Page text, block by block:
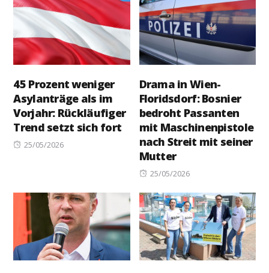
45 Prozent weniger
Asylanträge als im
Vorjahr: Rückläufiger
Trend setzt sich fort
Posted
25/05/2026
Drama in Wien-
Floridsdorf: Bosnier
bedroht Passanten
mit Maschinenpistole
nach Streit mit seiner
Mutter
Posted
25/05/2026